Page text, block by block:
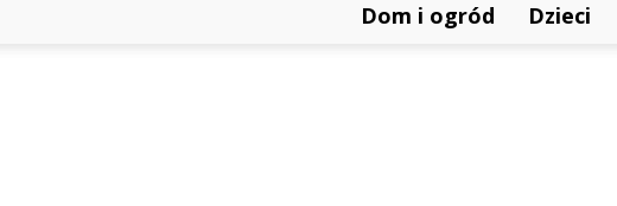
Dom i ogród Dzieci